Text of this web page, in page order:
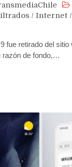
/ Internet /
fue retirado del sitio
razón de fondo,…